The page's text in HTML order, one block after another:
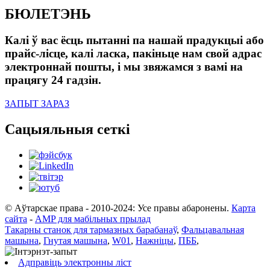
БЮЛЕТЭНЬ
Калі ў вас ёсць пытанні па нашай прадукцыі або
прайс-лісце, калі ласка, пакіньце нам свой адрас
электроннай пошты, і мы звяжамся з вамі на
працягу 24 гадзін.
ЗАПЫТ ЗАРАЗ
Сацыяльныя сеткі
© Аўтарскае права - 2010-2024: Усе правы абаронены. Карта
сайта - AMP для мабільных прылад
Такарны станок для тармазных барабанаў, Фальцавальная
машына, Гнутая машына, W01 , Нажніцы, ПББ,
Адправіць электронны ліст